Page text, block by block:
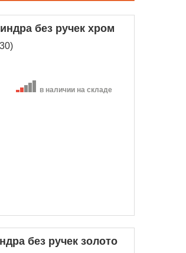
без ручек хром
в наличии на складе
без ручек золото